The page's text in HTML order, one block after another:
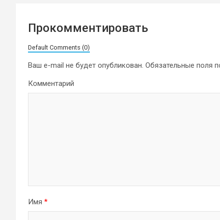
Прокомментировать
Default Comments (0)
Ваш e-mail не будет опубликован. Обязательные поля
Комментарий
Имя *